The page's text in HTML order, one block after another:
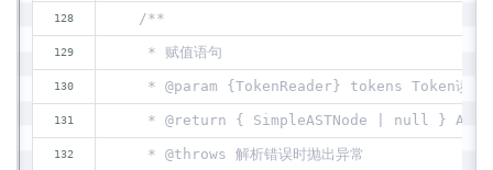
  /**
   * 赋值语句
* @param {TokenReader} tokens Token读取
* @return { SimpleASTNode | null } AST
   * @throws 解析错误时抛出异常